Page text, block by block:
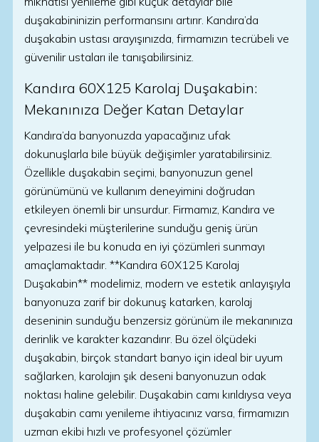
duşakabininizin performansını artırır. Kandıra’da
duşakabin ustası arayışınızda, firmamızın tecrübeli ve
güvenilir ustaları ile tanışabilirsiniz.
Kandıra 60X125 Karolaj Duşakabin:
Mekanınıza Değer Katan Detaylar
Kandıra’da banyonuzda yapacağınız ufak
dokunuşlarla bile büyük değişimler yaratabilirsiniz.
Özellikle duşakabin seçimi, banyonuzun genel
görünümünü ve kullanım deneyimini doğrudan
etkileyen önemli bir unsurdur. Firmamız, Kandıra ve
çevresindeki müşterilerine sunduğu geniş ürün
yelpazesi ile bu konuda en iyi çözümleri sunmayı
amaçlamaktadır. **Kandıra 60X125 Karolaj
Duşakabin** modelimiz, modern ve estetik anlayışıyla
banyonuza zarif bir dokunuş katarken, karolaj
deseninin sunduğu benzersiz görünüm ile mekanınıza
derinlik ve karakter kazandırır. Bu özel ölçüdeki
duşakabin, birçok standart banyo için ideal bir uyum
sağlarken, karolajın şık deseni banyonuzun odak
noktası haline gelebilir. Duşakabin camı kırıldıysa veya
duşakabin camı yenileme ihtiyacınız varsa, firmamızın
uzman ekibi hızlı ve profesyonel çözümler